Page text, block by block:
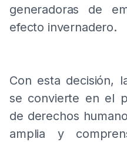
generadoras de
efecto invernadero.
Con esta decisión,
se convierte en el
de derechos
amplia y